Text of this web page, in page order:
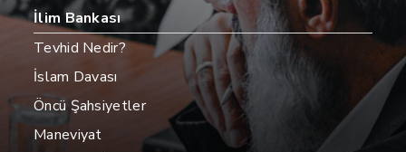
İlim Bankası
Tevhid Nedir?
İslam Davası
Öncü Şahsiyetler
Maneviyat